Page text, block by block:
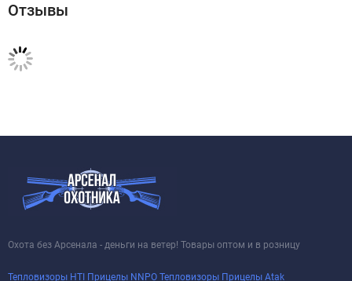
Отзывы
Охота без Арсенала - деньги на ветер! Товары оптом и в розницу
Тепловизоры HTI Прицелы NNPO Тепловизоры Прицелы Atak